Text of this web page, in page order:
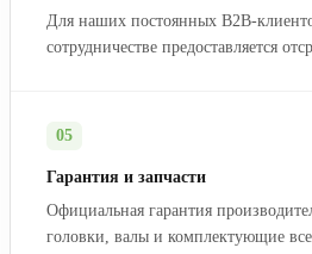
Для наших постоянных B2B-
сотрудничестве предоставляется
05
Гарантия и запчасти
Официальная гарантия
головки, валы и комплектующие